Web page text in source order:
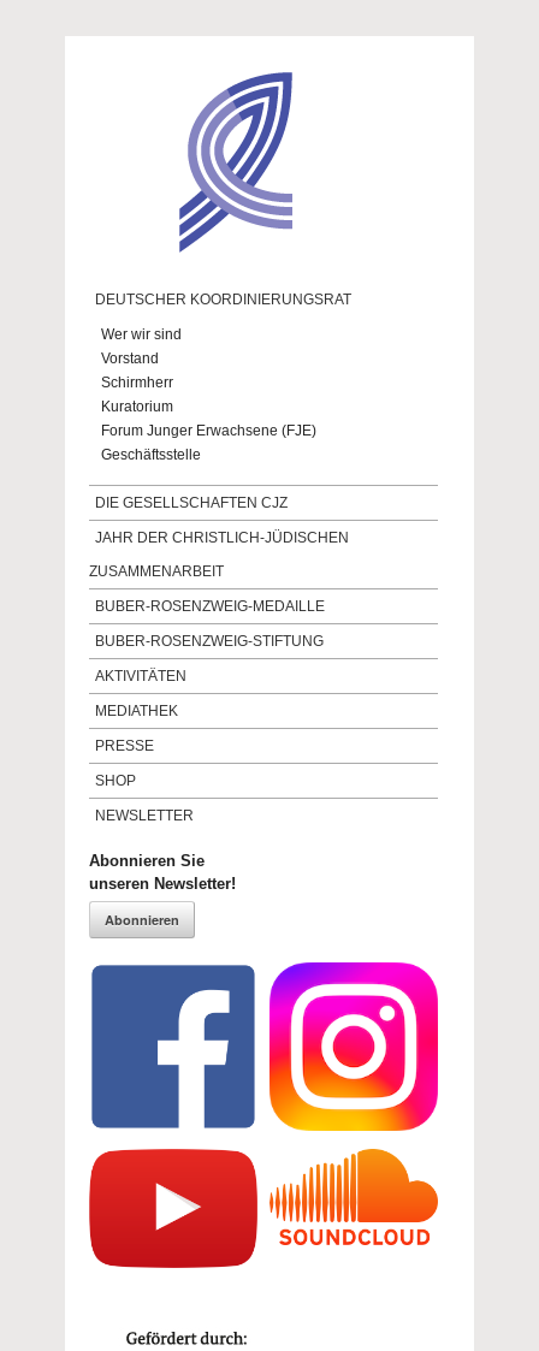
DEUTSCHER KOORDINIERUNGSRAT
Wer wir sind
Vorstand
Schirmherr
Kuratorium
Forum Junger Erwachsene (FJE)
Geschäftsstelle
DIE GESELLSCHAFTEN CJZ
JAHR DER CHRISTLICH-JÜDISCHEN
ZUSAMMENARBEIT
BUBER-ROSENZWEIG-MEDAILLE
BUBER-ROSENZWEIG-STIFTUNG
AKTIVITÄTEN
MEDIATHEK
PRESSE
SHOP
NEWSLETTER
Abonnieren Sie
unseren Newsletter!
Abonnieren